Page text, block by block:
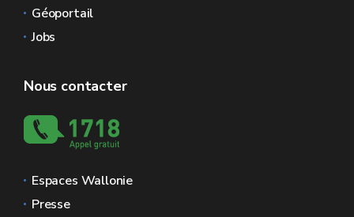
Géoportail
Jobs
Nous contacter
Espaces Wallonie
Presse